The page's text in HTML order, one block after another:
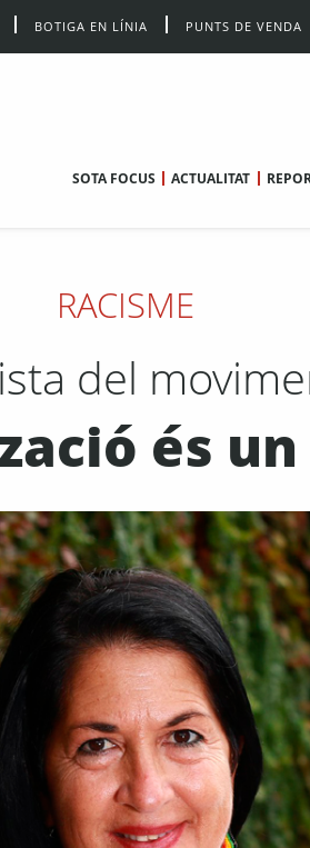
BOTIGA EN LÍNIA PUNTS DE VENDA
SOTA FOCUS ACTUALITAT
RACISME
del
és